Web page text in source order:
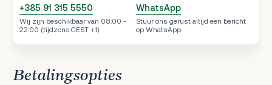
+385 91 315 5550
Wij zijn beschikbaar van 08:00 -
22:00 (tijdzone CEST +1)
WhatsApp
Stuur ons gerust altijd een bericht
op WhatsApp
Betalingsopties